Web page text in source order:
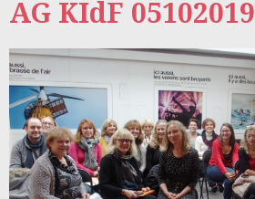
AG KIdF 05102019